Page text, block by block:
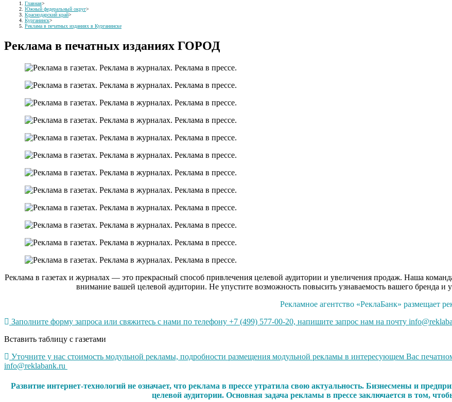
Главная>
Южный федеральный округ>
Краснодарский край>
Курганинск>
Реклама в печатных изданиях в Курганинске
Реклама в печатных изданиях ГОРОД
Реклама в газетах и журналах — это прекрасный способ привлечения целевой аудитории и увеличения продаж. Наша
внимание вашей целевой аудитории. Не упустите возможность повысить узнаваемость вашего
Рекламное агентство «РеклаБанк»
Заполните форму запроса или свяжитесь с нами по телефону +7 (499) 577-00-20, напишите запрос нам на почту
Вставить таблицу с газетами
Уточните у нас стоимость модульной рекламы, подробности размещения модульной рекламы в интересующем Вас
info@reklabank.ru
Развитие интернет-технологий не означает, что реклама в прессе утратила свою актуальность. Бизнесмены и
целевой аудитории. Основная задача рекламы в прессе заключается в том,